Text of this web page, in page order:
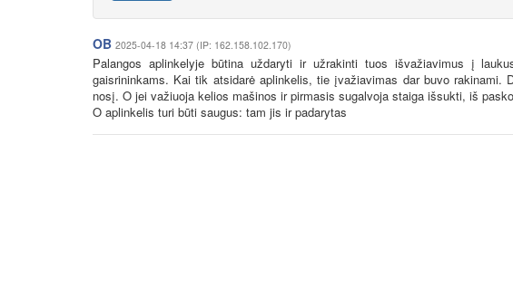
OB 2025-04-18 14:37 (IP: 162.158.102.170)
Palangos aplinkelyje būtina uždaryti ir užrakinti tuos išvažiavimus į
gaisrininkams. Kai tik atsidarė aplinkelis, tie įvažiavimas dar buvo
nosį. O jei važiuoja kelios mašinos ir pirmasis sugalvoja staiga išsukti, iš
O aplinkelis turi būti saugus: tam jis ir padarytas